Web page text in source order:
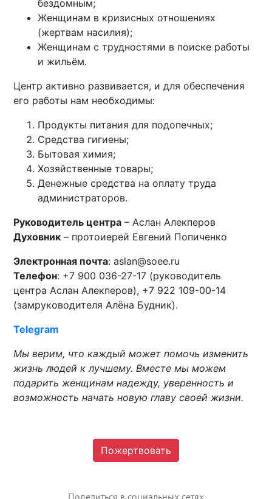
бездомным;
Женщинам в кризисных отношениях
(жертвам насилия);
Женщинам с трудностями в поиске работы
и жильём.
Центр активно развивается, и для обеспечения
его работы нам необходимы:
Продукты питания для подопечных;
Средства гигиены;
Бытовая химия;
Хозяйственные товары;
Денежные средства на оплату труда
администраторов.
Руководитель центра – Аслан Алекперов
Духовник – протоиерей Евгений Попиченко
Электронная почта:aslan@soee.ru
Телефон: +7 900 036-27-17 (руководитель
центра Аслан Алекперов), +7 922 109-00-14
(замруководителя Алёна Будник).
Telegram
Мы верим, что каждый может помочь изменить
жизнь людей к лучшему. Вместе мы можем
подарить женщинам надежду, уверенность и
возможность начать новую главу своей жизни.
Пожертвовать